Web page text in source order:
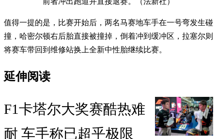
值得一提的是，比赛开始后，两名马赛地车手在一号弯发生碰
撞，哈密尔顿右后胎直接被撞掉，倒着冲到缓冲区，拉塞尔则
将赛车带回到维修站换上全新中性胎继续比赛。
延伸阅读
F1卡塔尔大奖赛酷热难
耐 车手称已超乎极限